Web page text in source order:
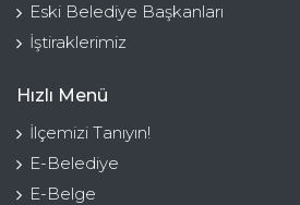
Eski Belediye Başkanları
İştiraklerimiz
Hızlı Menü
İlçemizi Tanıyın!
E-Belediye
E-Belge